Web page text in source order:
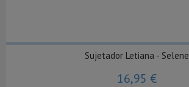
Sujetador Letiana - Selene
16,95 €